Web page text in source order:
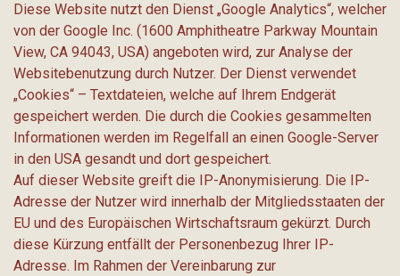
Diese Website nutzt den Dienst „Google Analytics“, welcher
von der Google Inc. (1600 Amphitheatre Parkway Mountain
View, CA 94043, USA) angeboten wird, zur Analyse der
Websitebenutzung durch Nutzer. Der Dienst verwendet
„Cookies“ – Textdateien, welche auf Ihrem Endgerät
gespeichert werden. Die durch die Cookies gesammelten
Informationen werden im Regelfall an einen Google-Server
in den USA gesandt und dort gespeichert.
Auf dieser Website greift die IP-Anonymisierung. Die IP-
Adresse der Nutzer wird innerhalb der Mitgliedsstaaten der
EU und des Europäischen Wirtschaftsraum gekürzt. Durch
diese Kürzung entfällt der Personenbezug Ihrer IP-
Adresse. Im Rahmen der Vereinbarung zur